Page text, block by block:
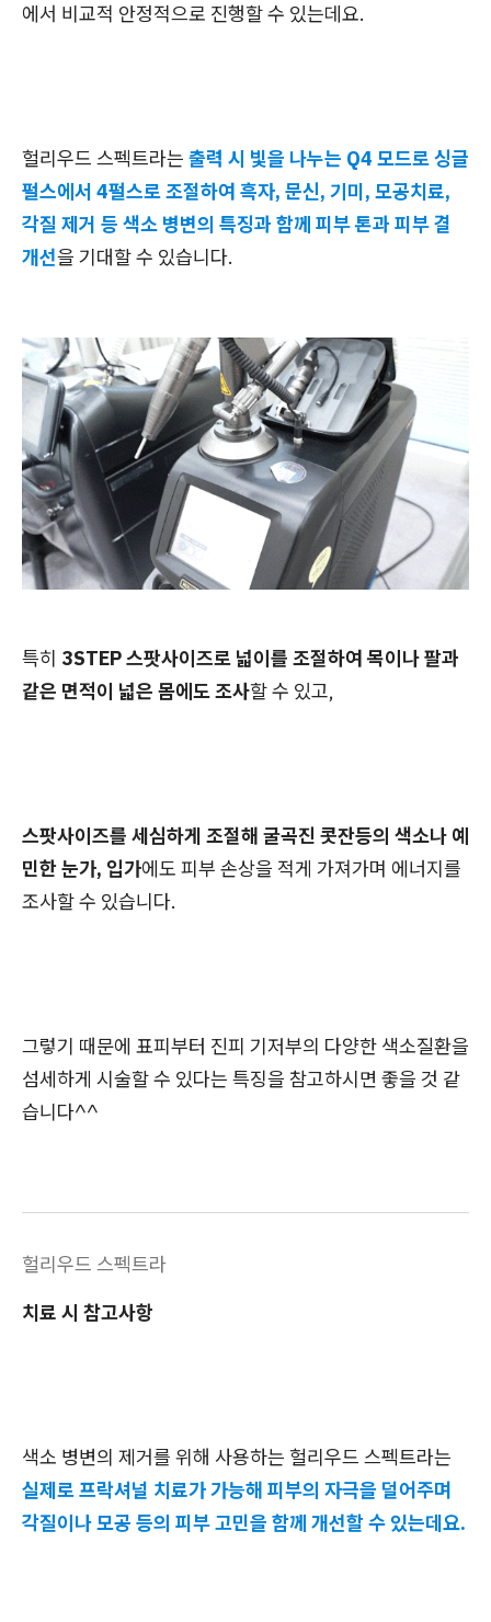
에서 비교적 안정적으로 진행할 수 있는데요.
헐리우드 스펙트라는 출력 시 빛을 나누는 Q4 모드로 싱글
펄스에서 4펄스로 조절하여 흑자, 문신, 기미, 모공치료,
각질 제거 등 색소 병변의 특징과 함께 피부 톤과 피부 결
개선을 기대할 수 있습니다.
특히 3STEP 스팟사이즈로 넓이를 조절하여 목이나 팔과
같은 면적이 넓은 몸에도 조사할 수 있고,
스팟사이즈를 세심하게 조절해 굴곡진 콧잔등의 색소나 예
민한 눈가, 입가에도 피부 손상을 적게 가져가며 에너지를
조사할 수 있습니다.
그렇기 때문에 표피부터 진피 기저부의 다양한 색소질환을
섬세하게 시술할 수 있다는 특징을 참고하시면 좋을 것 같
습니다^^
헐리우드 스펙트라
치료 시 참고사항
색소 병변의 제거를 위해 사용하는 헐리우드 스펙트라는
실제로 프락셔널 치료가 가능해 피부의 자극을 덜어주며
각질이나 모공 등의 피부 고민을 함께 개선할 수 있는데요.